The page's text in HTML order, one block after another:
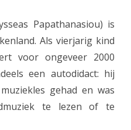
Papathanasiou) is
Als vierjarig kind
voor ongeveer 2000
een autodidact: hij
gehad en was
te lezen of te